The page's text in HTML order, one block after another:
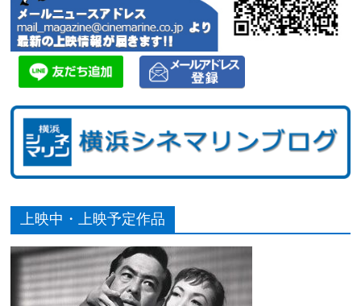
上映中・上映予定作品